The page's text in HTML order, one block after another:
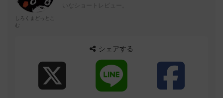
しろくまどっとこ
む
いなショートレビュー。
シェアする